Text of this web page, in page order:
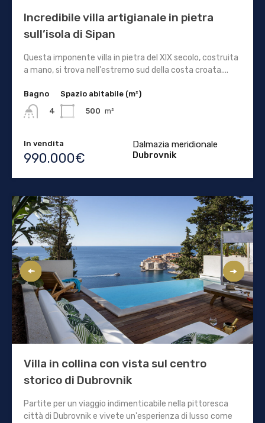
Incredibile villa artigianale in pietra
sull’isola di Sipan
Questa imponente villa in pietra del XIX secolo, costruita
a mano, si trova nell'estremo sud della costa croata....
Bagno
4
Spazio abitabile (m²)
500 m²
In vendita
990.000€
Dalmazia meridionale
Dubrovnik
Villa in collina con vista sul centro
storico di Dubrovnik
Partite per un viaggio indimenticabile nella pittoresca
città di Dubrovnik e vivete un'esperienza di lusso come